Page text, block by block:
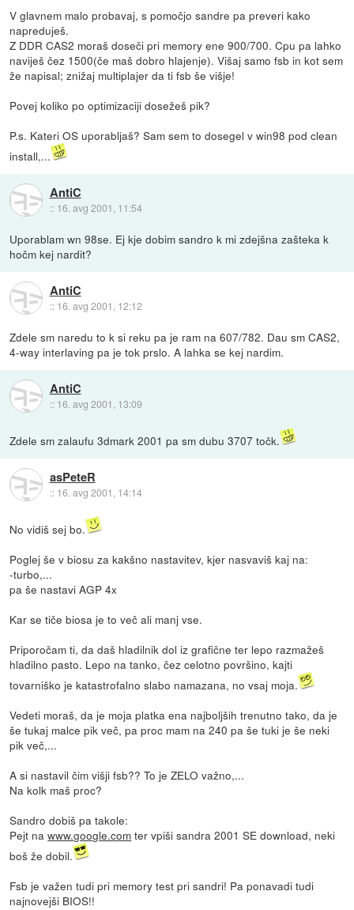
V glavnem malo probavaj, s pomočjo sandre pa preveri kako
napreduješ.
Z DDR CAS2 moraš doseči pri memory ene 900/700. Cpu pa lahko
naviješ čez 1500(če maš dobro hlajenje). Višaj samo fsb in kot sem
že napisal; znižaj multiplajer da ti fsb še višje!
Povej koliko po optimizaciji dosežeš pik?
P.s. Kateri OS uporabljaš? Sam sem to dosegel v win98 pod clean
install,...
AntiC
:: 16. avg 2001, 11:54
Uporablam wn 98se. Ej kje dobim sandro k mi zdejšna zašteka k
hočm kej nardit?
AntiC
:: 16. avg 2001, 12:12
Zdele sm naredu to k si reku pa je ram na 607/782. Dau sm CAS2,
4-way interlaving pa je tok prslo. A lahka se kej nardim.
AntiC
:: 16. avg 2001, 13:09
Zdele sm zalaufu 3dmark 2001 pa sm dubu 3707 točk.
asPeteR
:: 16. avg 2001, 14:14
No vidiš sej bo.
Poglej še v biosu za kakšno nastavitev, kjer nasvaviš kaj na:
-turbo,...
pa še nastavi AGP 4x
Kar se tiče biosa je to več ali manj vse.
Priporočam ti, da daš hladilnik dol iz grafične ter lepo razmažeš
hladilno pasto. Lepo na tanko, čez celotno površino, kajti
tovarniško je katastrofalno slabo namazana, no vsaj moja.
Vedeti moraš, da je moja platka ena najboljših trenutno tako, da je
še tukaj malce pik več, pa proc mam na 240 pa še tuki je še neki
pik več,...
A si nastavil čim višji fsb?? To je ZELO važno,...
Na kolk maš proc?
Sandro dobiš pa takole:
Pejt nawww.google.com ter vpiši sandra 2001 SE download, neki
boš že dobil.
Fsb je važen tudi pri memory test pri sandri! Pa ponavadi tudi
najnovejši BIOS!!